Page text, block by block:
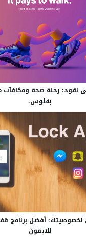
نقود: رحلة صحة ومكافآت
بفلوس.
أفضل برنامج
للايفون